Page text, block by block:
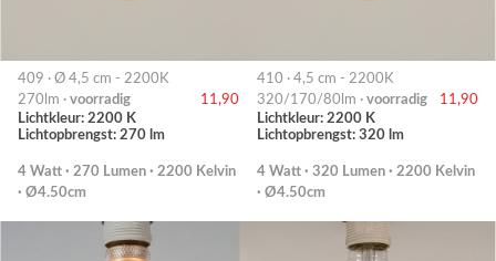
409 · Ø 4,5 cm - 2200K
270lm · voorradig
11,90
Lichtkleur: 2200 K
Lichtopbrengst: 270 lm
4 Watt · 270 Lumen · 2200 Kelvin
· Ø4.50cm
410 · 4,5 cm - 2200K
320/170/80lm · voorradig
11,90
Lichtkleur: 2200 K
Lichtopbrengst: 320 lm
4 Watt · 320 Lumen · 2200 Kelvin
· Ø4.50cm